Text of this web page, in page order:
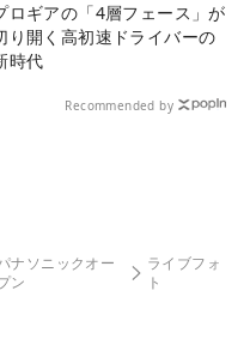
ロギアの「4層フェース」が
り開く高初速ドライバーの
時代
Recommended by
ナソニックオー
ン
ライブフォ
ト